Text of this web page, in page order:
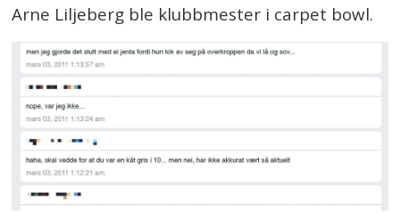
Arne Liljeberg ble klubbmester i carpet bowl.